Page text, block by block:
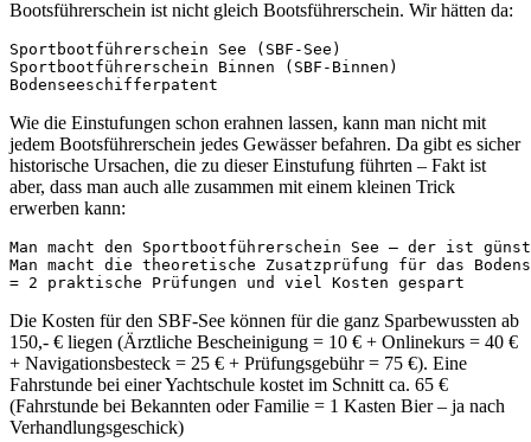
Bootsführerschein ist nicht gleich Bootsführerschein. Wir hätten da:
Sportbootführerschein See (SBF-See)
Sportbootführerschein Binnen (SBF-Binnen)
Bodenseeschifferpatent
Wie die Einstufungen schon erahnen lassen, kann man nicht mit
jedem Bootsführerschein jedes Gewässer befahren. Da gibt es sicher
historische Ursachen, die zu dieser Einstufung führten – Fakt ist
aber, dass man auch alle zusammen mit einem kleinen Trick
erwerben kann:
Man macht den Sportbootführerschein See – der ist
Man macht die theoretische Zusatzprüfung für das
= 2 praktische Prüfungen und viel Kosten gespart
Die Kosten für den SBF-See können für die ganz Sparbewussten ab
150,- € liegen (Ärztliche Bescheinigung = 10 € + Onlinekurs = 40 €
+ Navigationsbesteck = 25 € + Prüfungsgebühr = 75 €). Eine
Fahrstunde bei einer Yachtschule kostet im Schnitt ca. 65 €
(Fahrstunde bei Bekannten oder Familie = 1 Kasten Bier – ja nach
Verhandlungsgeschick)